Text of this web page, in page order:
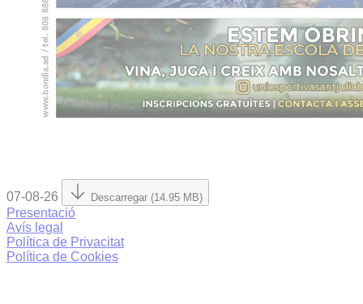
07-08-26 Descarregar (14.95 MB)
Presentació
Avís legal
Política de Privacitat
Política de Cookies